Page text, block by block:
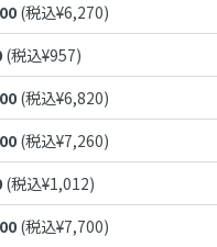
(税込¥6,270)
(税込¥957)
(税込¥6,820)
(税込¥7,260)
(税込¥1,012)
(税込¥7,700)